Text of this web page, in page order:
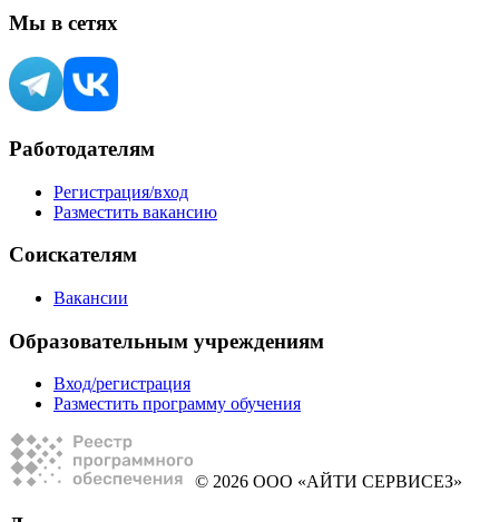
Мы в сетях
Работодателям
Регистрация/вход
Разместить вакансию
Соискателям
Вакансии
Образовательным учреждениям
Вход/регистрация
Разместить программу обучения
© 2026 ООО «АЙТИ СЕРВИСЕЗ»